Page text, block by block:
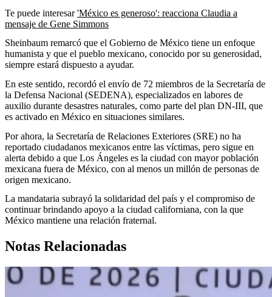
Te puede interesar'México es generoso': reacciona Claudia a
mensaje de Gene Simmons
Sheinbaum remarcó que el Gobierno de México tiene un enfoque
humanista y que el pueblo mexicano, conocido por su generosidad,
siempre estará dispuesto a ayudar.
En este sentido, recordó el envío de 72 miembros de la Secretaría de
la Defensa Nacional (SEDENA), especializados en labores de
auxilio durante desastres naturales, como parte del plan DN-III, que
es activado en México en situaciones similares.
Por ahora, la Secretaría de Relaciones Exteriores (SRE) no ha
reportado ciudadanos mexicanos entre las víctimas, pero sigue en
alerta debido a que Los Ángeles es la ciudad con mayor población
mexicana fuera de México, con al menos un millón de personas de
origen mexicano.
La mandataria subrayó la solidaridad del país y el compromiso de
continuar brindando apoyo a la ciudad californiana, con la que
México mantiene una relación fraternal.
Notas Relacionadas